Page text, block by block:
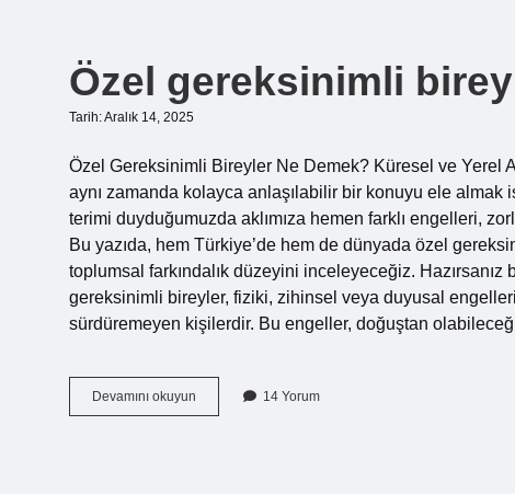
Özel gereksinimli
Tarih: Aralık 14, 2025
Özel Gereksinimli Bireyler Ne Demek? Küresel ve Yerel
aynı zamanda kolayca anlaşılabilir bir konuyu ele
terimi duyduğumuzda aklımıza hemen farklı engelleri,
Bu yazıda, hem Türkiye’de hem de dünyada özel
toplumsal farkındalık düzeyini inceleyeceğiz.
gereksinimli bireyler, fiziki, zihinsel veya duyusal
sürdüremeyen kişilerdir. Bu engeller, doğuştan
Devamını okuyun
gereksinimli
14 Yorum